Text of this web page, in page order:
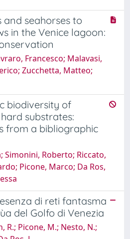
and seahorses to
in the Venice lagoon:
Francesco; Malavasi,
Zucchetta, Matteo;
biodiversity of
substrates:
from a bibliographic
Simonini, Roberto; Riccato,
Picone, Marco; Da Ros,
di reti fantasma
del Golfo di Venezia
R.; Picone, M.; Nesto, N.;